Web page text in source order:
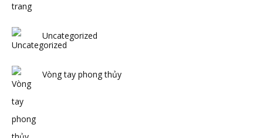
Uncategorized
Vòng tay phong thủy